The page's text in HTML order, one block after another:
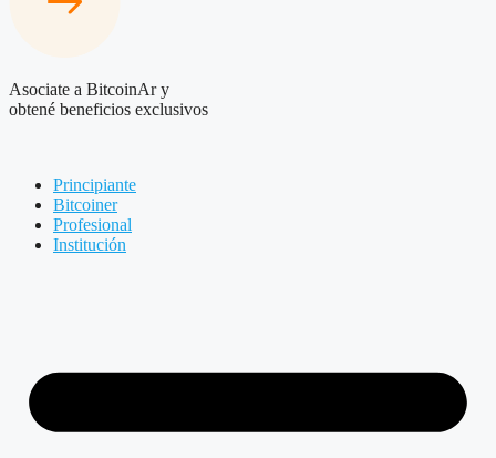
Asociate a BitcoinAr y
obtené beneficios exclusivos
Principiante
Bitcoiner
Profesional
Institución